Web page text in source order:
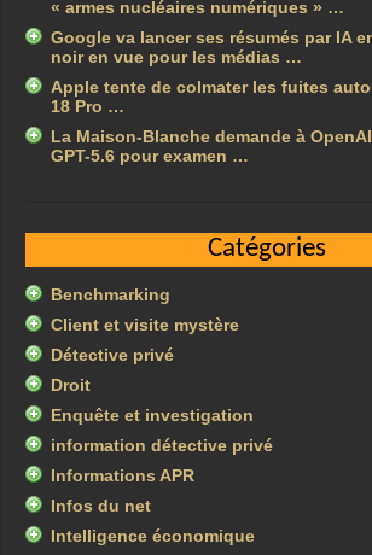
« armes nucléaires numériques » …
Google va lancer ses résumés par IA
noir en vue pour les médias …
Apple tente de colmater les fuites
18 Pro …
La Maison-Blanche demande à
GPT-5.6 pour examen …
Catégories
Benchmarking
Client et visite mystère
Détective privé
Droit
Enquête et investigation
information détective privé
Informations APR
Infos du net
Intelligence économique